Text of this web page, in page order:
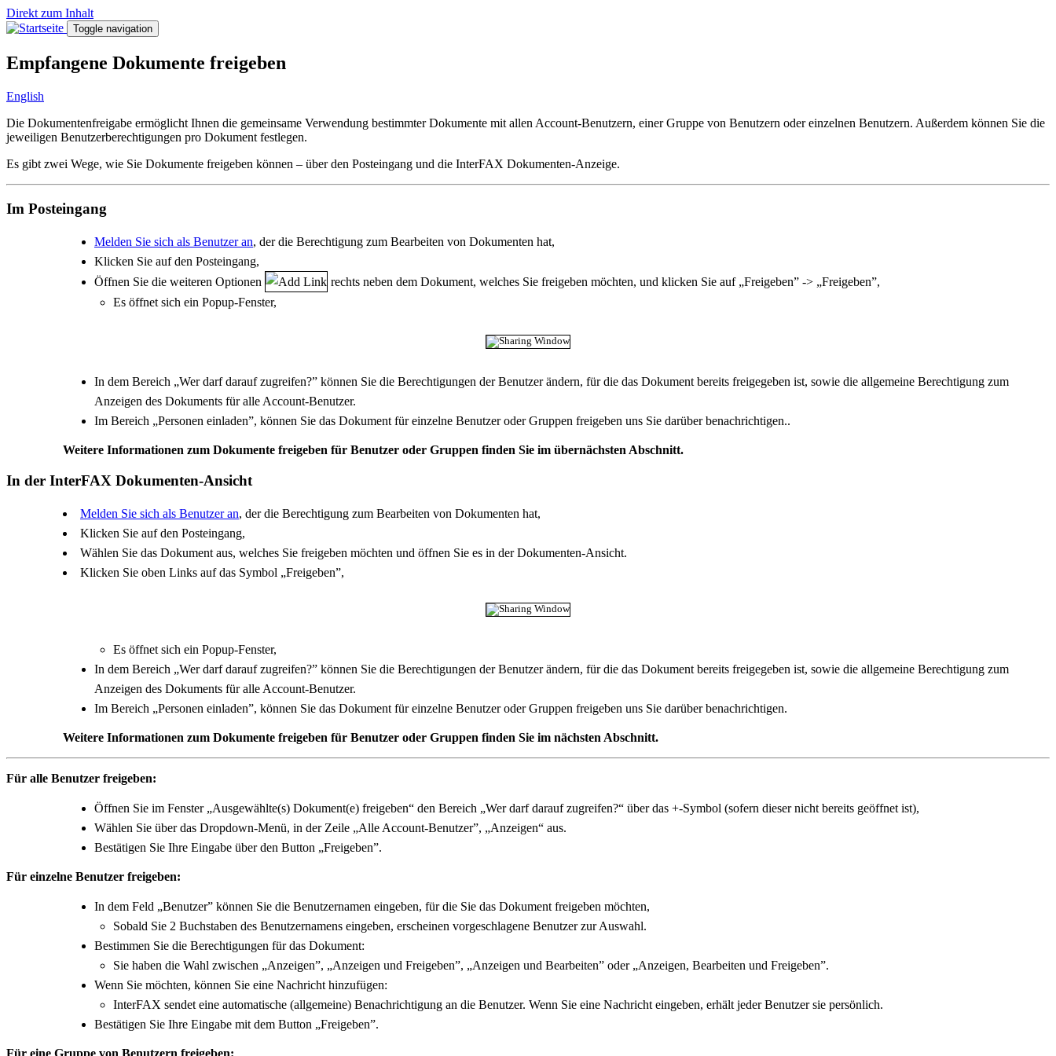
Direkt zum Inhalt
Toggle navigation
Empfangene Dokumente freigeben
English
Die Dokumentenfreigabe ermöglicht Ihnen die gemeinsame Verwendung bestimmter Dokumente mit allen Account-Benutzern, einer Gruppe von Benutzern oder einzelnen Benutzern. Außerdem können Sie die
jeweiligen Benutzerberechtigungen pro Dokument festlegen.
Es gibt zwei Wege, wie Sie Dokumente freigeben können – über den Posteingang und die InterFAX Dokumenten-Anzeige.
Im Posteingang
Melden Sie sich als Benutzer an, der die Berechtigung zum Bearbeiten von Dokumenten hat,
Klicken Sie auf den Posteingang,
Öffnen Sie die weiteren Optionen
rechts neben dem Dokument, welches Sie freigeben möchten, und klicken Sie auf „Freigeben” -> „Freigeben”,
Es öffnet sich ein Popup-Fenster,
In dem Bereich „Wer darf darauf zugreifen?” können Sie die Berechtigungen der Benutzer ändern, für die das Dokument bereits freigegeben ist, sowie die allgemeine Berechtigung zum
Anzeigen des Dokuments für alle Account-Benutzer.
Im Bereich „Personen einladen”, können Sie das Dokument für einzelne Benutzer oder Gruppen freigeben uns Sie darüber benachrichtigen..
Weitere Informationen zum Dokumente freigeben für Benutzer oder Gruppen finden Sie im übernächsten Abschnitt.
In der InterFAX Dokumenten-Ansicht
Melden Sie sich als Benutzer an, der die Berechtigung zum Bearbeiten von Dokumenten hat,
Klicken Sie auf den Posteingang,
Wählen Sie das Dokument aus, welches Sie freigeben möchten und öffnen Sie es in der Dokumenten-Ansicht.
Klicken Sie oben Links auf das Symbol „Freigeben”,
Es öffnet sich ein Popup-Fenster,
In dem Bereich „Wer darf darauf zugreifen?” können Sie die Berechtigungen der Benutzer ändern, für die das Dokument bereits freigegeben ist, sowie die allgemeine Berechtigung zum
Anzeigen des Dokuments für alle Account-Benutzer.
Im Bereich „Personen einladen”, können Sie das Dokument für einzelne Benutzer oder Gruppen freigeben uns Sie darüber benachrichtigen.
Weitere Informationen zum Dokumente freigeben für Benutzer oder Gruppen finden Sie im nächsten Abschnitt.
Für alle Benutzer freigeben:
Öffnen Sie im Fenster „Ausgewählte(s) Dokument(e) freigeben“ den Bereich „Wer darf darauf zugreifen?“ über das +-Symbol (sofern dieser nicht bereits geöffnet ist),
Wählen Sie über das Dropdown-Menü, in der Zeile „Alle Account-Benutzer”, „Anzeigen“ aus.
Bestätigen Sie Ihre Eingabe über den Button „Freigeben”.
Für einzelne Benutzer freigeben:
In dem Feld „Benutzer” können Sie die Benutzernamen eingeben, für die Sie das Dokument freigeben möchten,
Sobald Sie 2 Buchstaben des Benutzernamens eingeben, erscheinen vorgeschlagene Benutzer zur Auswahl.
Bestimmen Sie die Berechtigungen für das Dokument:
Sie haben die Wahl zwischen „Anzeigen”, „Anzeigen und Freigeben”, „Anzeigen und Bearbeiten” oder „Anzeigen, Bearbeiten und Freigeben”.
Wenn Sie möchten, können Sie eine Nachricht hinzufügen:
InterFAX sendet eine automatische (allgemeine) Benachrichtigung an die Benutzer. Wenn Sie eine Nachricht eingeben, erhält jeder Benutzer sie persönlich.
Bestätigen Sie Ihre Eingabe mit dem Button „Freigeben”.
Für eine Gruppe von Benutzern freigeben: